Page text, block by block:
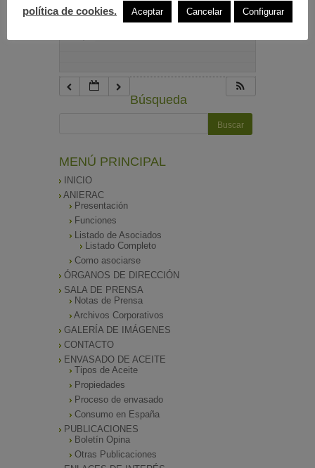
Búsqueda
MENÚ PRINCIPAL
INICIO
ANIERAC
Presentación
Funciones
Listado de Asociados
Listado Completo
Como asociarse
ÓRGANOS DE DIRECCIÓN
SALA DE PRENSA
Notas de Prensa
Archivos Corporativos
GALERÍA DE IMÁGENES
CONTACTO
ENVASADO DE ACEITE
Tipos de Aceite
Propiedades
Proceso de envasado
Consumo en España
PUBLICACIONES
Boletín Opina
Otras Publicaciones
política de cookies.
Aceptar Cancelar Configurar